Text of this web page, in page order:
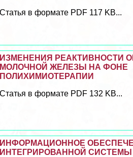
Статья в формате PDF 117 KB...
ИЗМЕНЕНИЯ РЕАКТИВНОСТИ
МОЛОЧНОЙ ЖЕЛЕЗЫ НА ФОНЕ
ПОЛИХИМИОТЕРАПИИ
Статья в формате PDF 132 KB...
ИНФОРМАЦИОННОЕ
ИНТЕГРИРОВАННОЙ